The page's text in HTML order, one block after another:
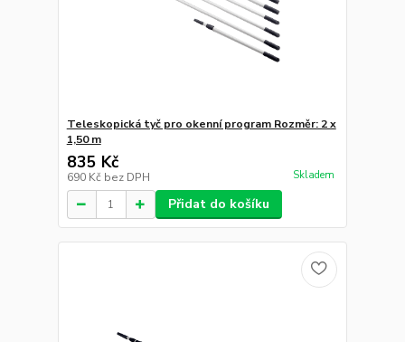
Teleskopická tyč pro okenní program Rozměr: 2 x
1,50 m
835 Kč
690 Kč bez DPH Skladem
Přidat do košíku